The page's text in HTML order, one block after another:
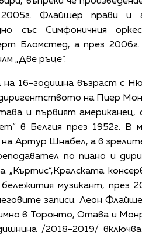
Флайшер прави и
със Симфоничния
Бломстед, а през 2006г.
„Две ръце“.
16-годишна възраст с
на Пиер
и първият американец,
в Белгия през 1952г.
на Артур Шнабел, а в
по пиано и
музикант, през
записи. Леон
в Торонто, Отава и
/2018-2019/